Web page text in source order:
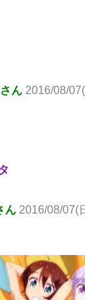
ん 2016/08/
ん 2016/08/07(